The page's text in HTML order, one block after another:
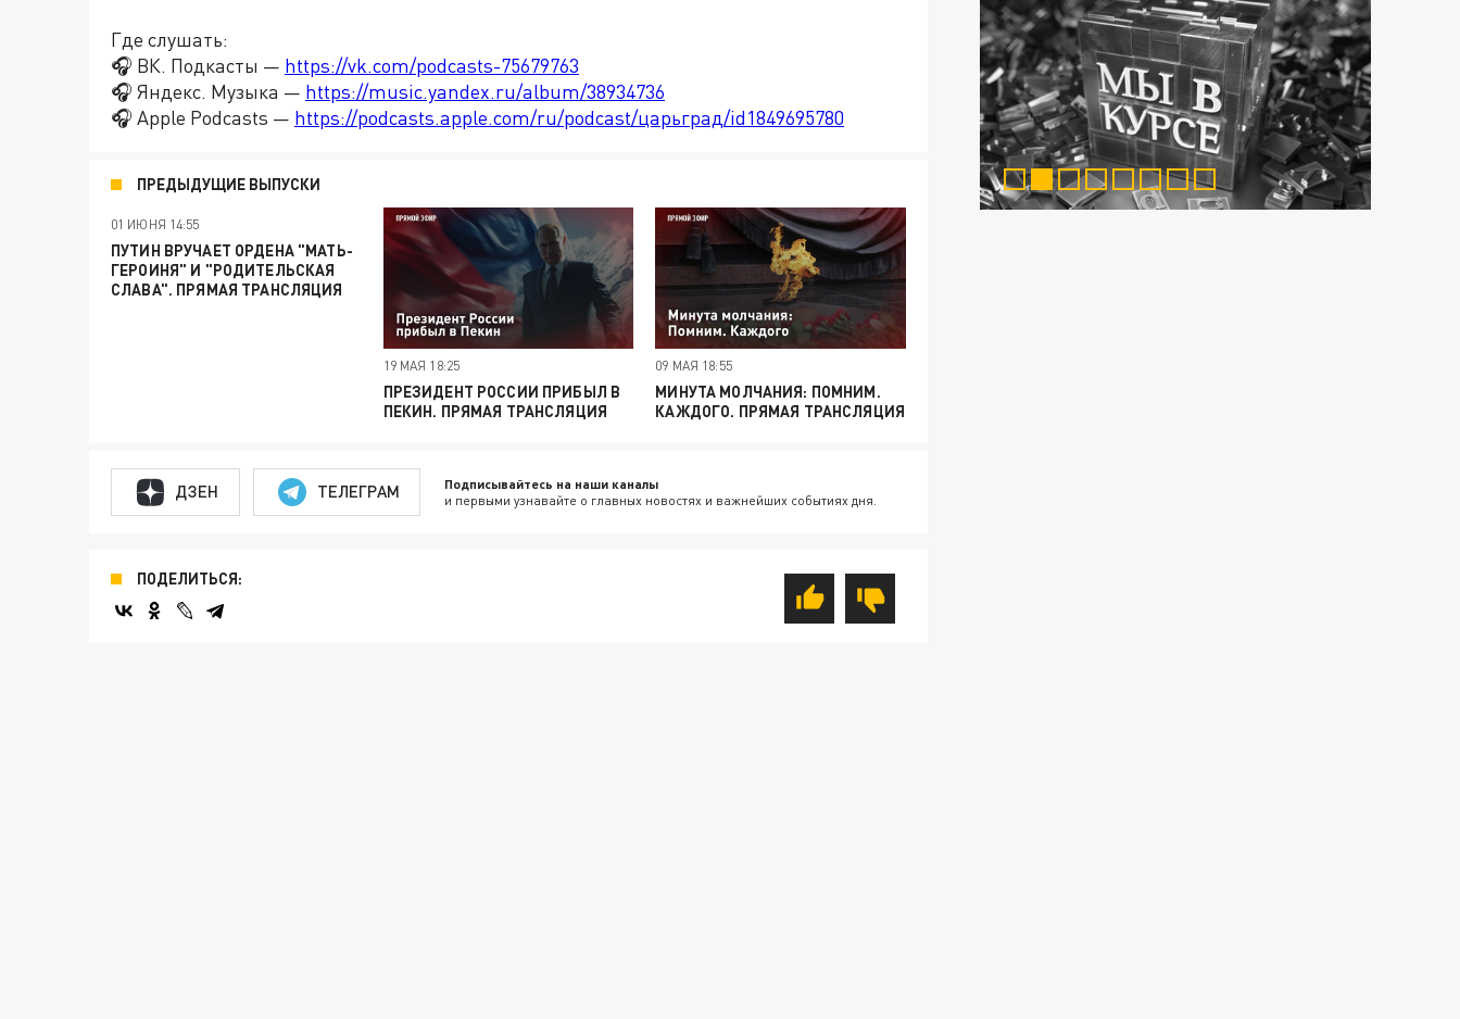
Где слушать:
🎧 ВК. Подкасты — https://vk.com/podcasts-75679763
🎧 Яндекс. Музыка — https://music.yandex.ru/album/38934736
🎧 Apple Podcasts — https://podcasts.apple.com/ru/podcast/царьград/id1849695780
ПРЕДЫДУЩИЕ ВЫПУСКИ
01 ИЮНЯ 14:55
ПУТИН ВРУЧАЕТ ОРДЕНА "МАТЬ-
ГЕРОИНЯ" И "РОДИТЕЛЬСКАЯ
СЛАВА". ПРЯМАЯ ТРАНСЛЯЦИЯ
19 МАЯ 18:25
ПРЕЗИДЕНТ РОССИИ ПРИБЫЛ В
ПЕКИН. ПРЯМАЯ ТРАНСЛЯЦИЯ
09 МАЯ 18:55
МИНУТА МОЛЧАНИЯ: ПОМНИМ.
КАЖДОГО. ПРЯМАЯ ТРАНСЛЯЦИЯ
ДЗЕН ТЕЛЕГРАМ Подписывайтесь на наши каналы
и первыми узнавайте о главных новостях и важнейших событиях дня.
ПОДЕЛИТЬСЯ: